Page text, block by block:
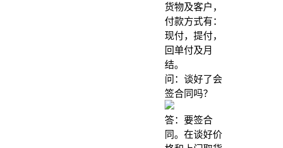
货物及客户，
付款方式有：
现付，提付，
回单付及月
结。
问：谈好了会
签合同吗？
答：要签合
同。在谈好价